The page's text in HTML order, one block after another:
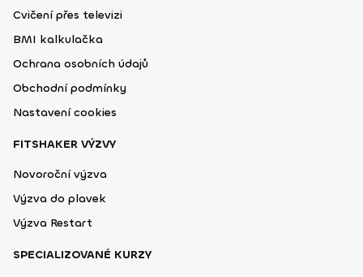
Cvičení přes televizi
BMI kalkulačka
Ochrana osobních údajů
Obchodní podmínky
Nastavení cookies
FITSHAKER VÝZVY
Novoroční výzva
Výzva do plavek
Výzva Restart
SPECIALIZOVANÉ KURZY